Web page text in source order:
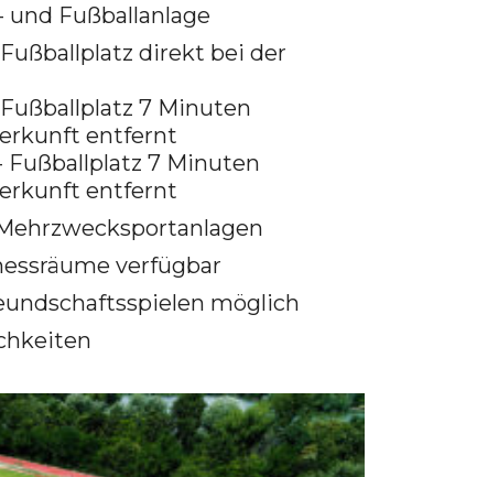
und Fußballanlage
direkt bei der
7 Minuten
entfernt
Fußballplatz 7 Minuten
entfernt
verfügbar
möglich